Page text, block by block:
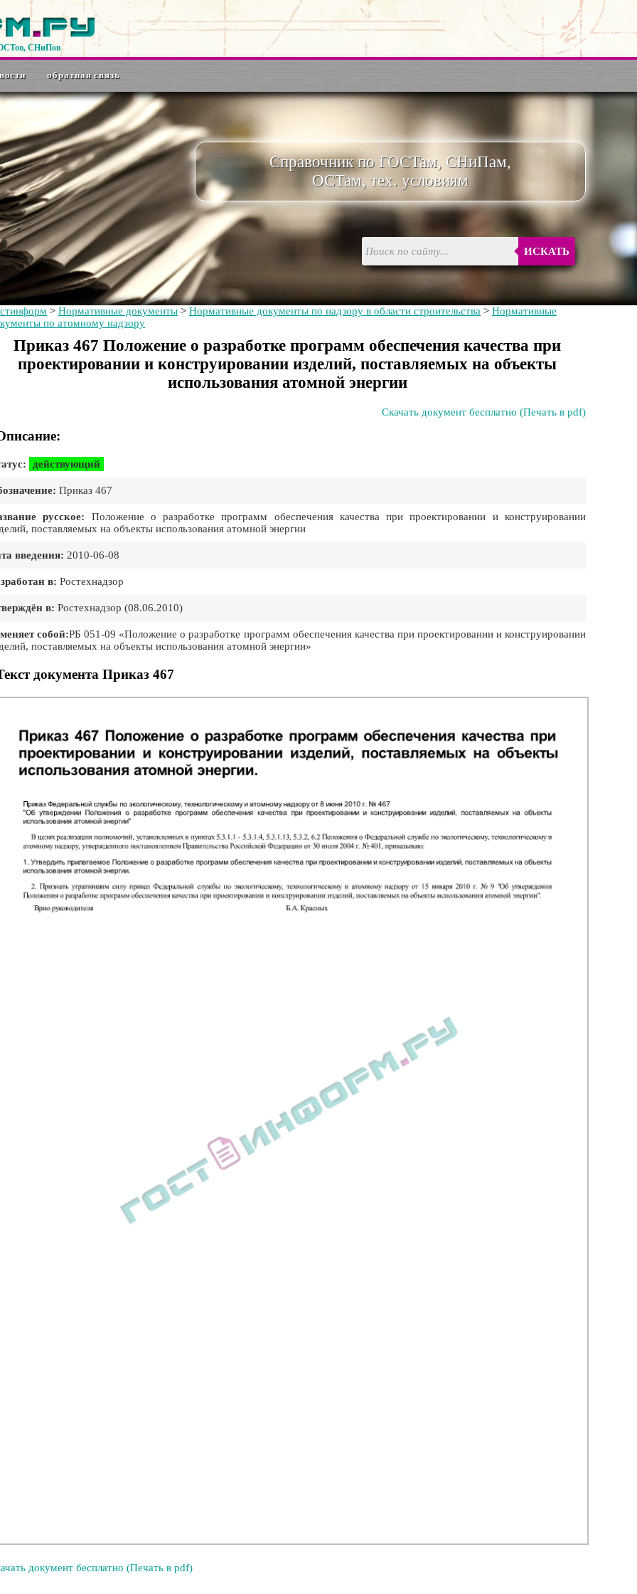
СНиПов
обратная связь
Справочник по ГОСТам, СНиПам,
ОСТам, тех. условиям
ИСКАТЬ
> Нормативные документы > Нормативные документы по надзору в области строительства > Нормативные
по атомному надзору
Приказ 467 Положение о разработке программ обеспечения качества при
проектировании и конструировании изделий, поставляемых на объекты
использования атомной энергии
Скачать документ бесплатно (Печать в pdf)
действующий
Приказ 467
русское: Положение о разработке программ обеспечения качества при проектировании и конструировании
поставляемых на объекты использования атомной энергии
введения: 2010-06-08
в: Ростехнадзор
в: Ростехнадзор (08.06.2010)
собой:РБ 051-09 «Положение о разработке программ обеспечения качества при проектировании и конструировании
поставляемых на объекты использования атомной энергии»
документа Приказ 467
документ бесплатно (Печать в pdf)